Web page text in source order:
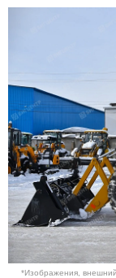
*Изображения, внешний